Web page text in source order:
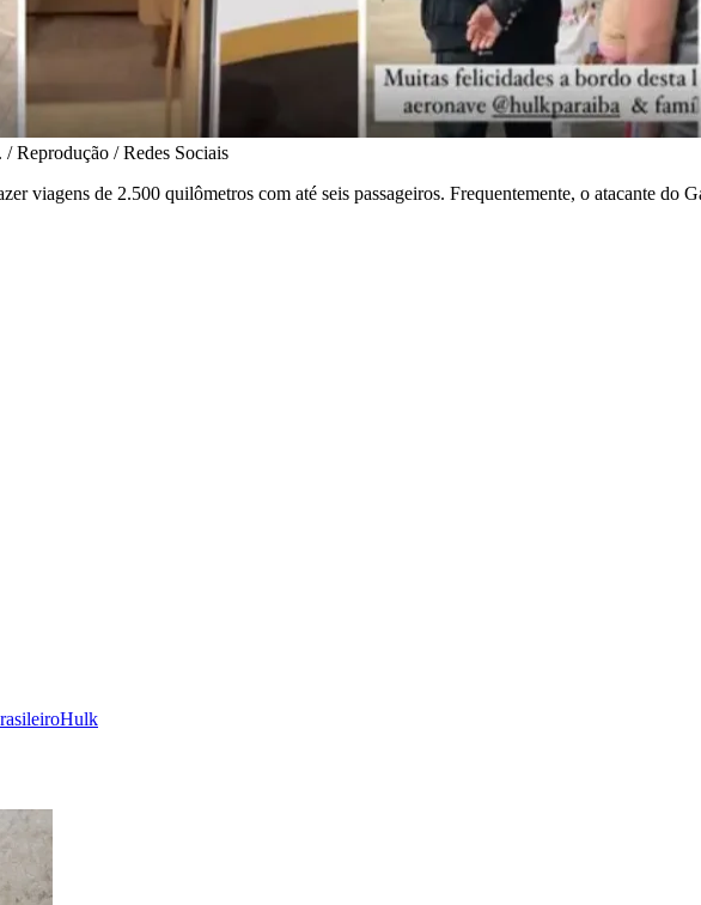
Reprodução / Redes Sociais
viagens de 2.500 quilômetros com até seis passageiros. Frequentemente, o atacante do
Hulk